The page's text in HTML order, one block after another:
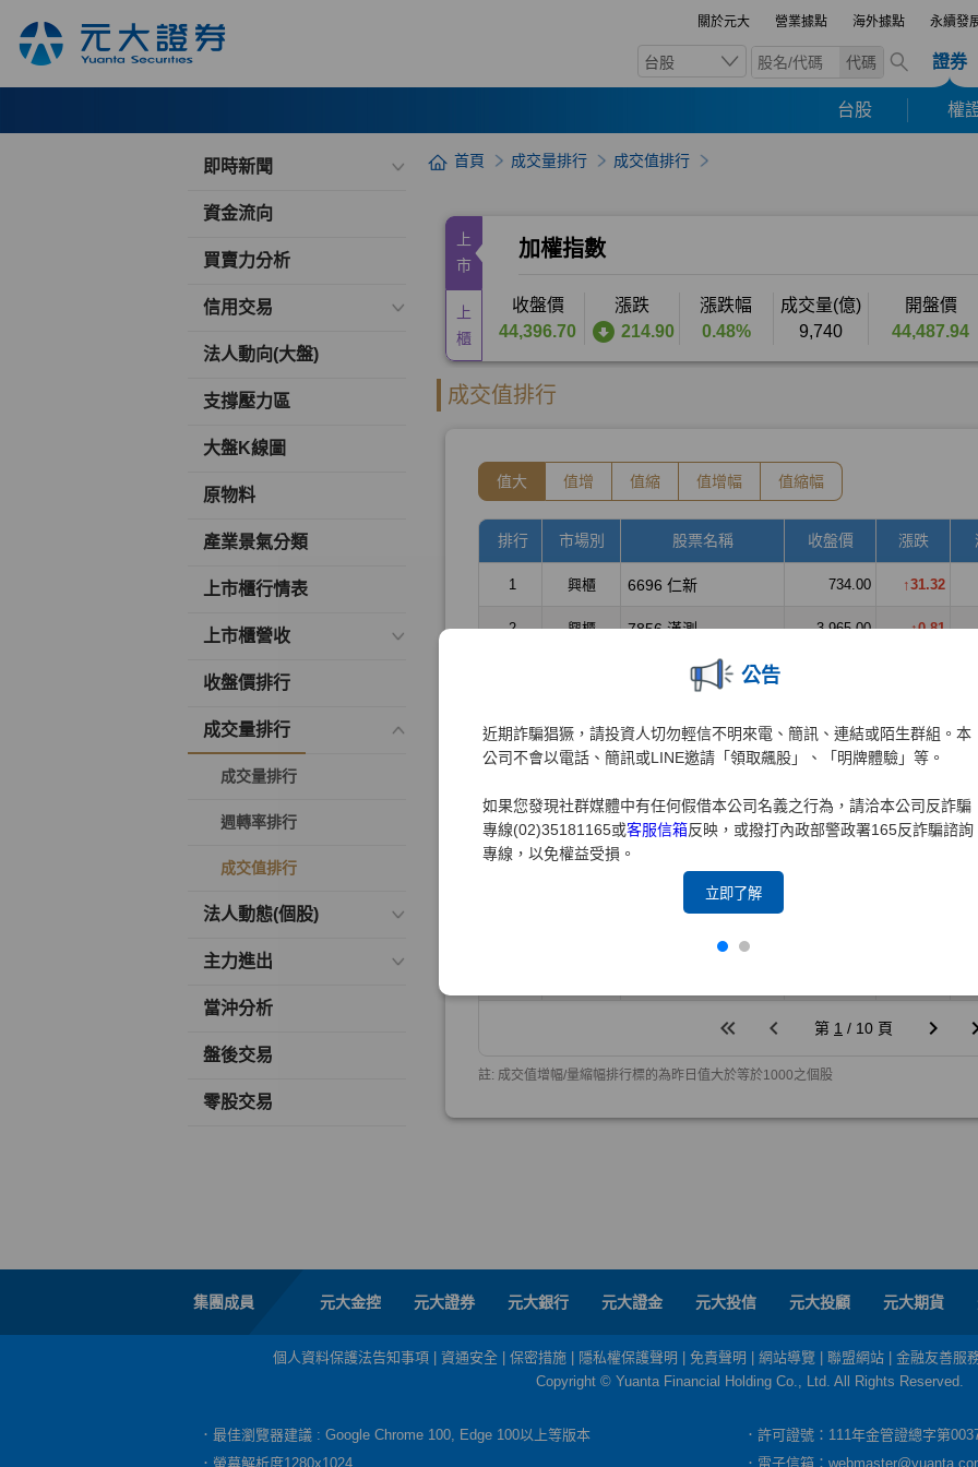
關於元大 營業據點 海外據點 永續發
台股 代碼 證券
台股 權
公告
近期詐騙猖獗，請投資人切勿輕信不明來電、簡訊、連結或陌生群組。本
公司不會以電話、簡訊或LINE邀請「領取飆股」、「明牌體驗」等。
如果您發現社群媒體中有任何假借本公司名義之行為，請洽本公司反詐騙
專線(02)35181165或客服信箱反映，或撥打內政部警政署165反詐騙諮詢
專線，以免權益受損。
立即了解
即時新聞
資金流向
買賣力分析
信用交易
法人動向(大盤)
支撐壓力區
大盤K線圖
原物料
產業景氣分類
上市櫃行情表
上市櫃營收
收盤價排行
成交量排行
成交量排行
週轉率排行
成交值排行
法人動態(個股)
主力進出
當沖分析
盤後交易
零股交易
首頁 成交量排行 成交值排行
集團成員 元大金控 元大證券 元大銀行 元大證金 元大投信 元大投顧 元大期貨
個人資料保護法告知事項 資通安全 保密措施 隱私權保護聲明 免責聲明 網站導覽 聯盟網站
金融友善服
Copyright © Yuanta Financial Holding Co., Ltd. All Rights Reserved.
．最佳瀏覽器建議 : Google Chrome 100, Edge 100以上等版本
．許可證號：111年金管證總字第
．螢幕解析度1280x1024
．電子信箱：